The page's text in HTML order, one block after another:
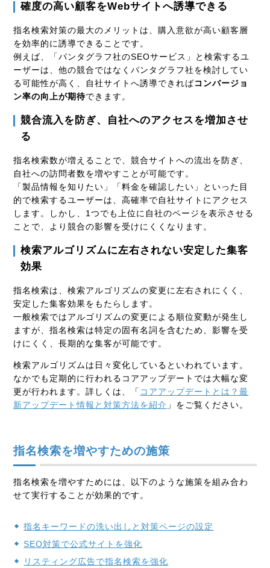
確度の高い顧客をWebサイトへ誘導できる
指名検索対策の最大のメリットは、購入意欲が高い顧客層
を効率的に誘導できることです。
例えば、「パンタグラフ社のSEOサービス」と検索するユ
ーザーは、他の競合ではなくパンタグラフ社を検討してい
る可能性が高く、自社サイトへ誘導できればコンバージョ
ン率の向上が期待できます。
競合流入を防ぎ、自社へのアクセスを増加させ
る
指名検索数が増えることで、競合サイトへの流出を防ぎ、
自社への訪問者数を増やすことが可能です。
「製品情報を知りたい」「料金を確認したい」といった目
的で検索するユーザーは、高確率で自社サイトにアクセス
します。しかし、1つでも上位に自社のページを表示させる
ことで、より競合の影響を受けにくくなります。
検索アルゴリズムに左右されない安定した集客
効果
指名検索は、検索アルゴリズムの変更に左右されにくく、
安定した集客効果をもたらします。
一般検索ではアルゴリズムの変更による順位変動が発生し
ますが、指名検索は特定の固有名詞を含むため、影響を受
けにくく、長期的な集客が可能です。
検索アルゴリズムは日々変化しているといわれています。
なかでも定期的に行われるコアアップデートでは大幅な変
更が行われます。詳しくは、「 コアアップデートとは？最
新アップデート情報と対策方法を紹介 」をご覧ください。
指名検索を増やすための施策
指名検索を増やすためには、以下のような施策を組み合わ
せて実行することが効果的です。
指名キーワードの洗い出しと対策ページの設定
SEO対策で公式サイトを強化
リスティング広告で指名検索を強化